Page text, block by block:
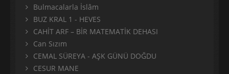
Bulmacalarla İslâm
BUZ KRAL 1 - HEVES
CAHİT ARF – BİR MATEMATİK DEHASI
Can Sızım
CEMAL SÜREYA - AŞK GÜNÜ DOĞDU
CESUR MANE